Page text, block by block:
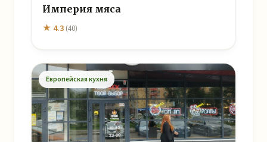
Империя мяса
★ 4.3 (40)
Европейская кухня